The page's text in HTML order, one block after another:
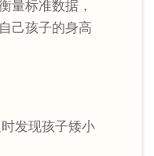
量标准数据，
己孩子的身高